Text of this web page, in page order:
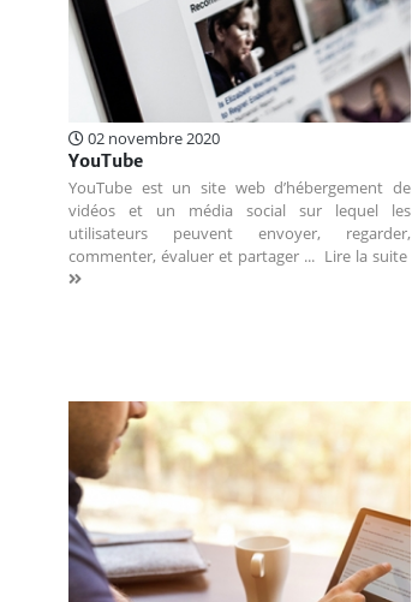
02 novembre 2020
YouTube
YouTube est un site web d’hébergement de
vidéos et un média social sur lequel les
utilisateurs peuvent envoyer, regarder,
commenter, évaluer et partager ... Lire la suite